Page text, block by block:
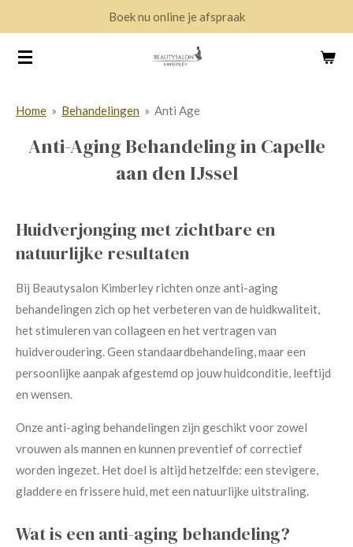
naar
Boek nu online je afspraak
Home » Behandelingen » Anti Age
Anti-Aging Behandeling in Capelle
aan den IJssel
Huidverjonging met zichtbare en
natuurlijke resultaten
Bij Beautysalon Kimberley richten onze anti-aging
behandelingen zich op het verbeteren van de huidkwaliteit,
het stimuleren van collageen en het vertragen van
huidveroudering. Geen standaardbehandeling, maar een
persoonlijke aanpak afgestemd op jouw huidconditie, leeftijd
en wensen.
Onze anti-aging behandelingen zijn geschikt voor zowel
vrouwen als mannen en kunnen preventief of correctief
worden ingezet. Het doel is altijd hetzelfde: een stevigere,
gladdere en frissere huid, met een natuurlijke uitstraling.
Wat is een anti-aging behandeling?